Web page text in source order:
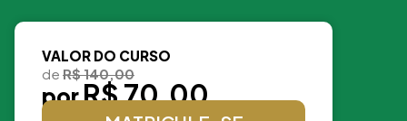
VALOR DO CURSO
de R$ 140,00
porR$ 70,00